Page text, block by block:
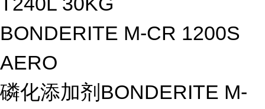
BONDERITE M-CR 1200S
AERO
磷化添加剂BONDERITE M-